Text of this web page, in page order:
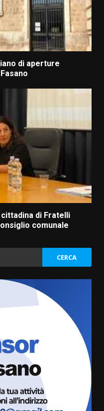
di aperture
di Fratelli
comunale
coordinatrice
d’Italia,
in Consiglio
08:00